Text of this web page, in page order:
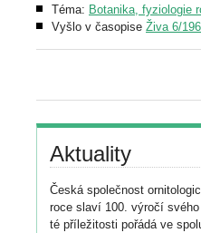
Téma: Botanika, fyziologie
Vyšlo v časopise Živa 6/
Aktuality
Česká společnost
roce slaví 100. výročí
té příležitosti pořádá ve